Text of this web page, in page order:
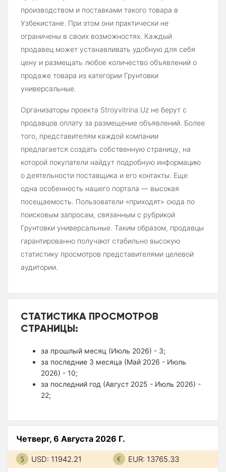
производством и поставками такого товара в
Узбекистане. При этом они практически не
ограничены в своих возможностях. Каждый
продавец может устанавливать удобную для себя
цену и размещать любое количество объявлений о
продаже товара из категории Грунтовки
универсальные.
Организаторы проекта Stroyvitrina.Uz не берут с
продавцов оплату за размещение объявлений. Более
того, представителям каждой компании
предлагается создать собственную страницу, на
которой покупатели найдут подробную информацию
о деятельности поставщика и его контакты. Еще
одна особенность нашего портала — высокая
посещаемость. Пользователи «приходят» сюда по
поисковым запросам, связанным с рубрикой
Грунтовки универсальные. Таким образом, продавцы
гарантированно получают стабильно высокую
статистику просмотров представителями целевой
аудитории.
СТАТИСТИКА ПРОСМОТРОВ
СТРАНИЦЫ:
за прошлый месяц (Июль 2026) - 3;
за последние 3 месяца (Май 2026 - Июль
2026) - 10;
за последний год (Август 2025 - Июль 2026) -
22;
Четверг, 6 Августа 2026 Г.
USD: 11942.21 EUR: 13765.33